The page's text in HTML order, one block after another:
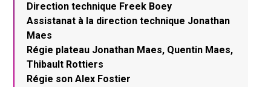
Direction technique Freek Boey
Assistanat à la direction technique Jonathan
Maes
Régie plateau Jonathan Maes, Quentin Maes,
Thibault Rottiers
Régie son Alex Fostier